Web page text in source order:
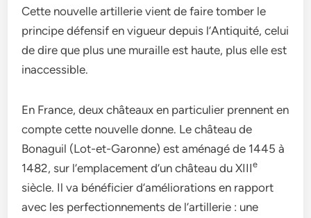
Cette nouvelle artillerie vient de faire tomber le
principe défensif en vigueur depuis l’Antiquité, celui
de dire que plus une muraille est haute, plus elle est
inaccessible.
En France, deux châteaux en particulier prennent en
compte cette nouvelle donne. Le château de
Bonaguil (Lot-et-Garonne) est aménagé de 1445 à
1482, sur l’emplacement d’un château du XIIIe
siècle. Il va bénéficier d’améliorations en rapport
avec les perfectionnements de l’artillerie : une